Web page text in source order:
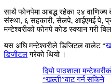
साथै फोनपेमा आबद्ध रहेका २४
संस्था, ६ सहकारी, सेलपे, आईएमई पे,
मन्टेश्वरीको फोनपे कोड स्क्यान गरी
यस अघि मन्टेश्वरीले डिजिटल वालेट “
डिजीटलगरेको थियो ।
दियो पाठशाला
“खल्ती”बाट गर्न सकिने